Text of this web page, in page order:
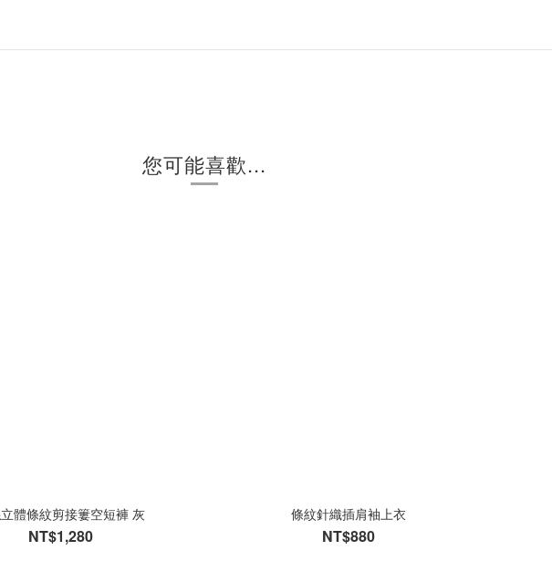
您可能喜歡...
體條紋剪接簍空短褲 灰
NT$1,280
條紋針織插肩袖上衣
NT$880